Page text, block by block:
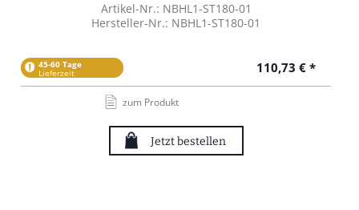
Artikel-Nr.: NBHL1-ST180-01
Hersteller-Nr.: NBHL1-ST180-01
45-60 Tage
Lieferzeit 110,73 € *
zum Produkt
Jetzt bestellen